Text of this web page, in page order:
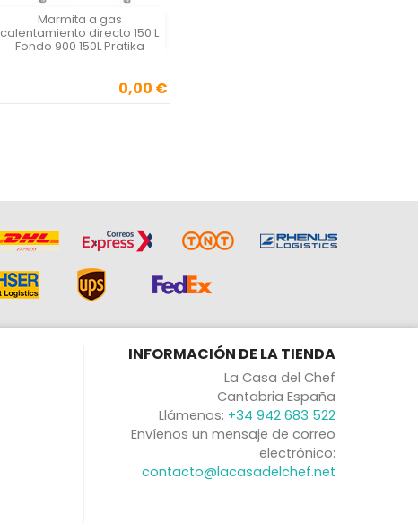
Marmita a gas
calentamiento directo 150 L
Fondo 900 150L Pratika
Precio0,00 €

Vista rápida
INFORMACIÓN DE LA TIENDA
La Casa del Chef
Cantabria España
Llámenos: +34 942 683 522
Envíenos un mensaje de correo
electrónico:
contacto@lacasadelchef.net